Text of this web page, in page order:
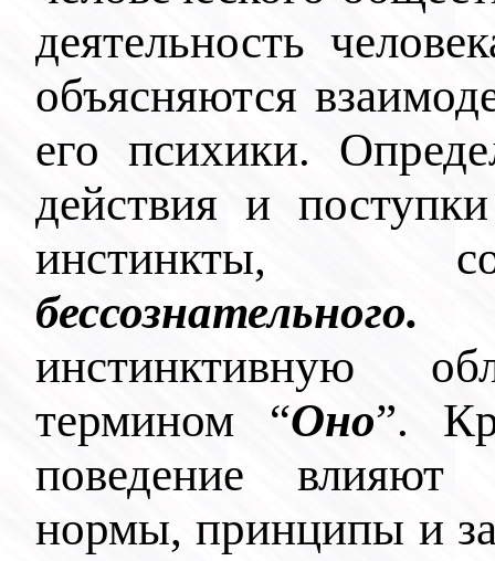
деятельность
объясняются
его психики.
действия и
инстинкты,
бессознательного.
инстинктивную
термином “Оно”.
поведение влияют
нормы, принципы и